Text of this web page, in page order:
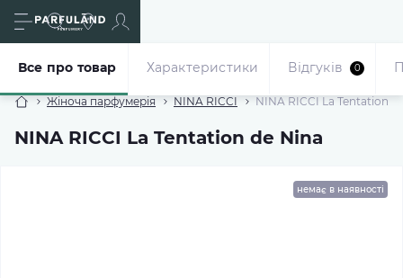
Жіноча парфумерія NINA RICCI NINA RICCI La Tentation
NINA RICCI La Tentation de Nina
Все про товар Характеристики Відгуків 0
немає в наявності